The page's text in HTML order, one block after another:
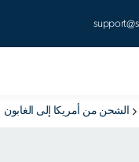
الشحن من أمريكا إلى الغابون